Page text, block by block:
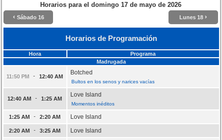
Horarios para eldomingo 17 de mayo de 2026
‹ Sábado 16 Lunes 18 ›
Horarios de Programación
Hora
Programa
Madrugada
11:50 PM - 12:40 AM
Botched
Bultos en los senos y narices vacías
12:40 AM - 1:25 AM
Love Island
Momentos inéditos
1:25 AM - 2:20 AM Love Island
2:20 AM - 3:25 AM Love Island